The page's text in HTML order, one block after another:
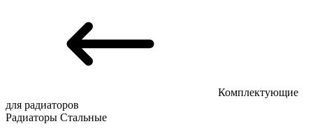
Комплектующие
для радиаторов
Радиаторы Стальные